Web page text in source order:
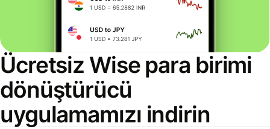
Ücretsiz Wise para birimi
dönüştürücü
uygulamamızı indirin